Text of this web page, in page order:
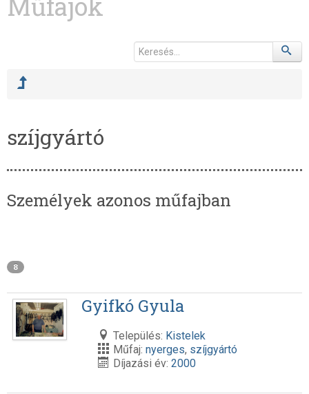
szíjgyártó
Személyek azonos műfajban
8
Gyifkó Gyula
Település: Kistelek
Műfaj: nyerges, szíjgyártó
Díjazási év: 2000